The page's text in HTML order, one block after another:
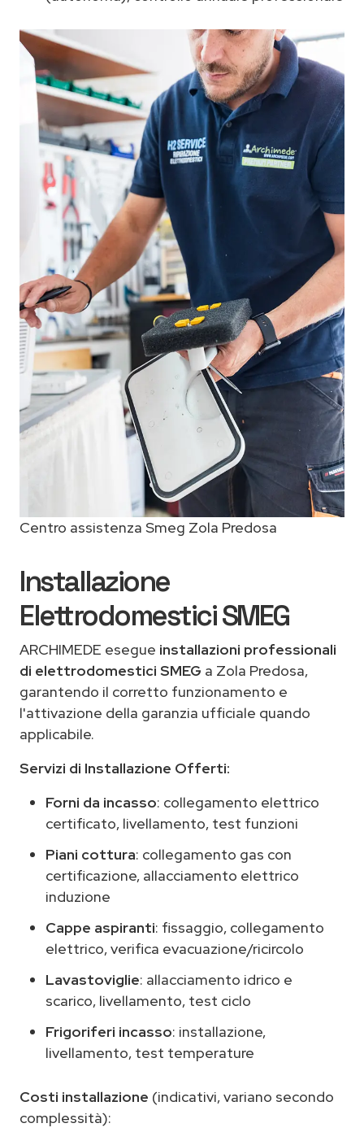
Centro assistenza Smeg Zola Predosa
Installazione
Elettrodomestici SMEG
ARCHIMEDE esegue installazioni professionali
di elettrodomestici SMEG a Zola Predosa,
garantendo il corretto funzionamento e
l'attivazione della garanzia ufficiale quando
applicabile.
Servizi di Installazione Offerti:
Forni da incasso: collegamento elettrico
certificato, livellamento, test funzioni
Piani cottura: collegamento gas con
certificazione, allacciamento elettrico
induzione
Cappe aspiranti: fissaggio, collegamento
elettrico, verifica evacuazione/ricircolo
Lavastoviglie: allacciamento idrico e
scarico, livellamento, test ciclo
Frigoriferi incasso: installazione,
livellamento, test temperature
Costi installazione (indicativi, variano secondo
complessità):